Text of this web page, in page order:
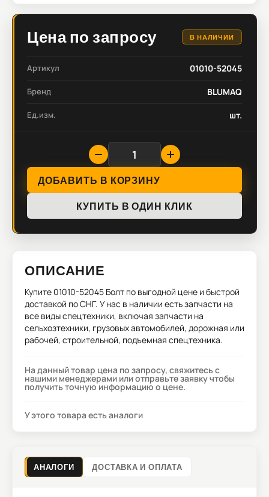
Цена по запросу В НАЛИЧИИ
Артикул 01010-52045
Бренд BLUMAQ
Ед.изм. шт.
ДОБАВИТЬ В КОРЗИНУ
КУПИТЬ В ОДИН КЛИК
ОПИСАНИЕ
Купите 01010-52045 Болт по выгодной цене и быстрой
доставкой по СНГ. У нас в наличии есть запчасти на
все виды спецтехники, включая запчасти на
сельхозтехники, грузовых автомобилей, дорожная или
рабочей, строительной, подъемная спецтехника.
На данный товар цена по запросу, свяжитесь с
нашими менеджерами или отправьте заявку чтобы
получить точную информацию о цене.
У этого товара есть аналоги
АНАЛОГИ ДОСТАВКА И ОПЛАТА